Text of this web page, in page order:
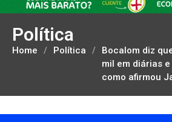
Política
Home / Política /
Bocalom diz
mil em diárias
como afirmou